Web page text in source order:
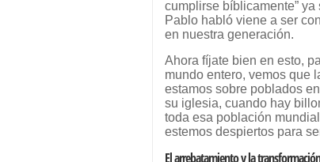
cumplirse bíblicamente”
Pablo habló viene a ser
en nuestra generación.
Ahora fíjate bien en esto,
mundo entero, vemos que
estamos sobre poblados
su iglesia, cuando hay
toda esa población
estemos despiertos para
El arrebatamiento y la